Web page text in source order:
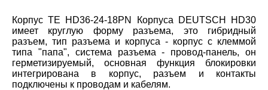
Корпус TE HD36-24-18PN Корпуса DEUTSCH HD30
имеет круглую форму разъема, это гибридный
разъем, тип разъема и корпуса - корпус с клеммой
типа "папа", система разъема - провод-панель, он
герметизируемый, основная функция блокировки
интегрирована в корпус, разъем и контакты
подключены к проводам и кабелям.